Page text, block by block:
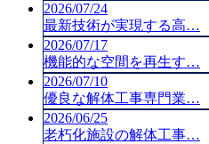
2026/07/24
最新技術が実現する高…
2026/07/17
機能的な空間を再生す…
2026/07/10
優良な解体工事専門業…
2026/06/25
老朽化施設の解体工事…